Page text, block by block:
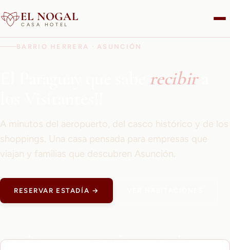
EL NOGAL
CASA HOTEL
BARRIO HERRERA · ASUNCIÓN
recibira
A minutos del aeropuerto, del casco histórico y de los
shoppings. Una casa pensada para empresas que
viajan y familias que descubren Asunción.
RESERVAR ESTADÍA →
15 min 10 min 5 min